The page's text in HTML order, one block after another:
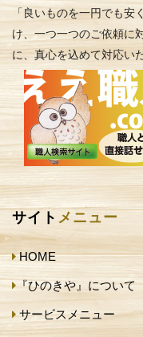
「良いものを一円でも
け、一つ一つのご依頼に
に、真心を込めて対応い
サイト メニュー
HOME
『ひのきや』について
サービスメニュー